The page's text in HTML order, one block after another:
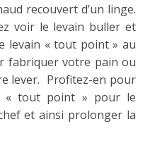
recouvert d’un linge.
voir le levain buller et
levain « tout point » au
fabriquer votre pain ou
lever. Profitez-en pour
« tout point » pour le
et ainsi prolonger la